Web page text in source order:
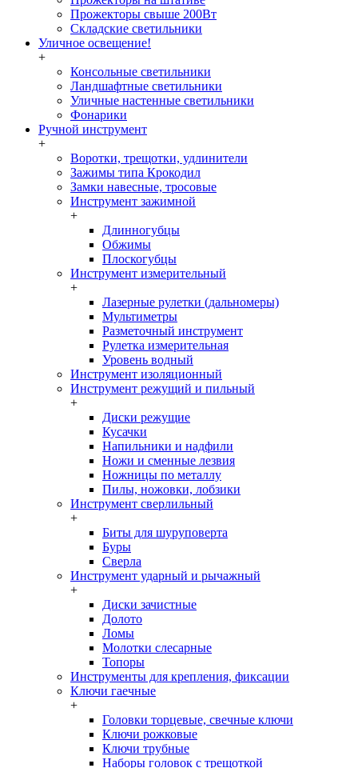
Прожекторы свыше 200Вт
Складские светильники
Уличное освещение!
+
Консольные светильники
Ландшафтные светильники
Уличные настенные светильники
Фонарики
Ручной инструмент
+
Воротки, трещотки, удлинители
Зажимы типа Крокодил
Замки навесные, тросовые
Инструмент зажимной
+
Длинногубцы
Обжимы
Плоскогубцы
Инструмент измерительный
+
Лазерные рулетки (дальномеры)
Мультиметры
Разметочный инструмент
Рулетка измерительная
Уровень водный
Инструмент изоляционный
Инструмент режущий и пильный
+
Диски режущие
Кусачки
Напильники и надфили
Ножи и сменные лезвия
Ножницы по металлу
Пилы, ножовки, лобзики
Инструмент сверлильный
+
Биты для шуруповерта
Буры
Сверла
Инструмент ударный и рычажный
+
Диски зачистные
Долото
Ломы
Молотки слесарные
Топоры
Инструменты для крепления, фиксации
Ключи гаечные
+
Головки торцевые, свечные ключи
Ключи рожковые
Ключи трубные
Наборы головок c трещоткой